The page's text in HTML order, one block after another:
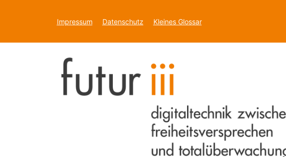
Impressum Datenschutz Kleines Glossar